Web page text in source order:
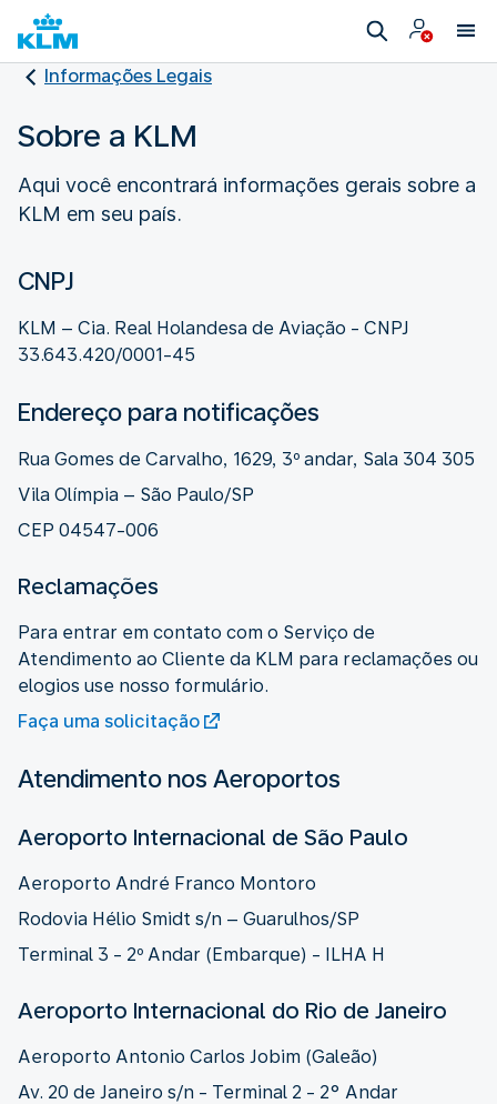
Informações Legais
Sobre a KLM
Aqui você encontrará informações gerais sobre a
KLM em seu país.
CNPJ
KLM – Cia. Real Holandesa de Aviação - CNPJ
33.643.420/0001-45
Endereço para notificações
Rua Gomes de Carvalho, 1629, 3º andar, Sala 304 305
Vila Olímpia – São Paulo/SP
CEP 04547-006
Reclamações
Para entrar em contato com o Serviço de
Atendimento ao Cliente da KLM para reclamações ou
elogios use nosso formulário.
Faça uma solicitação
Atendimento nos Aeroportos
Aeroporto Internacional de São Paulo
Aeroporto André Franco Montoro
Rodovia Hélio Smidt s/n – Guarulhos/SP
Terminal 3 - 2º Andar (Embarque) - ILHA H
Aeroporto Internacional do Rio de Janeiro
Aeroporto Antonio Carlos Jobim (Galeão)
Av. 20 de Janeiro s/n - Terminal 2 - 2° Andar